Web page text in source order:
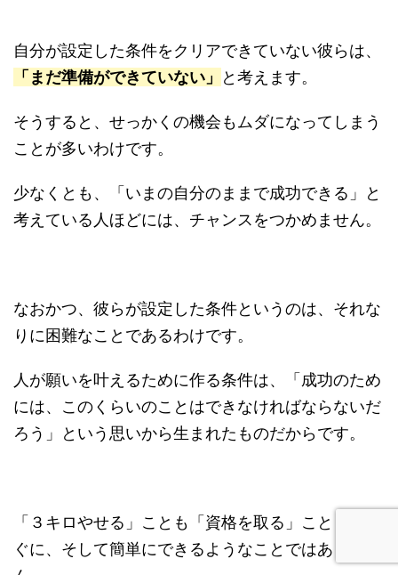
自分が設定した条件をクリアできていない彼らは、
「まだ準備ができていない」
と考えます。
そうすると、せっかくの機会もムダになってしまう
ことが多いわけです。
少なくとも、「いまの自分のままで成功できる」と
考えている人ほどには、チャンスをつかめません。
なおかつ、彼らが設定した条件というのは、それな
りに困難なことであるわけです。
人が願いを叶えるために作る条件は、「成功のため
には、このくらいのことはできなければならないだ
ろう」という思いから生まれたものだからです。
「３キロやせる」ことも「資格を取る」ことも、す
ぐに、そして簡単にできるようなことではありませ